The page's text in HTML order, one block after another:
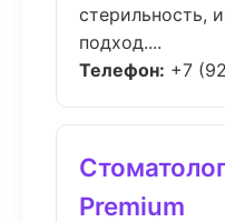
стерильность,
подход....
Телефон: +7
Premium